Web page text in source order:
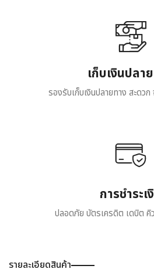
เก็บเงินปลา
รองรับเก็บเงินปลายทาง สะดวก
การชำระเ
ปลอดภัย บัตรเครดิต เดบิต คิ
รายละเอียดสินค้า